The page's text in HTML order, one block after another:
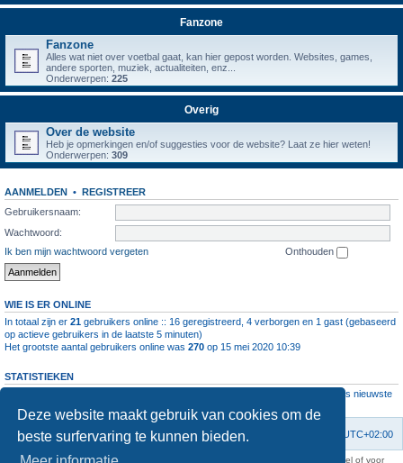
Deze website maakt gebruik van cookies om de
beste surfervaring te kunnen bieden.
Fanzone
Fanzone
Alles wat niet over voetbal gaat, kan hier gepost worden. Websites, games,
andere sporten, muziek, actualiteiten, enz...
Onderwerpen: 225
Overig
Over de website
Heb je opmerkingen en/of suggesties voor de website? Laat ze hier weten!
Onderwerpen: 309
AANMELDEN • REGISTREER
Gebruikersnaam:
Wachtwoord:
Ik ben mijn wachtwoord vergeten
Onthouden
WIE IS ER ONLINE
In totaal zijn er 21 gebruikers online :: 16 geregistreerd, 4 verborgen en 1 gast (gebaseerd
op actieve gebruikers in de laatste 5 minuten)
Het grootste aantal gebruikers online was 270 op 15 mei 2020 10:39
STATISTIEKEN
• Ons nieuwste
Forumoverzicht UTC+02:00
Verwijder cookies
Contact
KAA Gent kan nooit aansprakelijk worden gesteld voor om het even welk nadeel of voor